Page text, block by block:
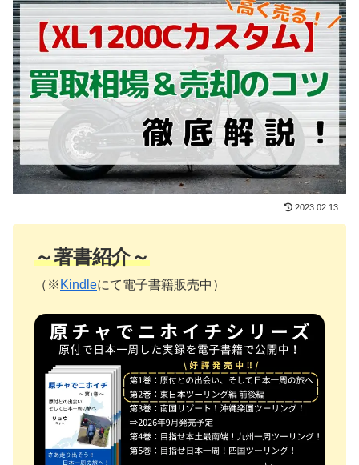
2023.02.13
～著書紹介～
（※ Kindleにて電子書籍販売中）